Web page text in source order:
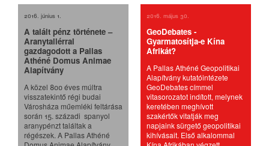
2016. június 1.
A talált pénz története –
Aranytallérral
gazdagodott a Pallas
Athéné Domus Animae
Alapítvány
A közel 800 éves múltra
visszatekintő régi budai
Városháza műemléki feltárása
során 15. századi spanyol
aranypénzt találtak a
régészek. A Pallas Athéné
2016. május 30.
GeoDebates -
Gyarmatosítja-e Kína
Afrikát?
A Pallas Athéné Geopolitikai
Alapítvány kutatóintézete
GeoDebates címmel
vitasorozatot indított, melynek
keretében meghívott
szakértők vitatják meg
napjaink sürgető geopolitikai
kihívásait. Első alkalommal